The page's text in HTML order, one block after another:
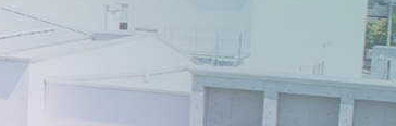
卒業生進学先